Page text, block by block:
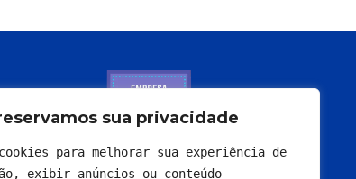
sua privacidade
cookies para melhorar sua experiência de
exibir anúncios ou conteúdo